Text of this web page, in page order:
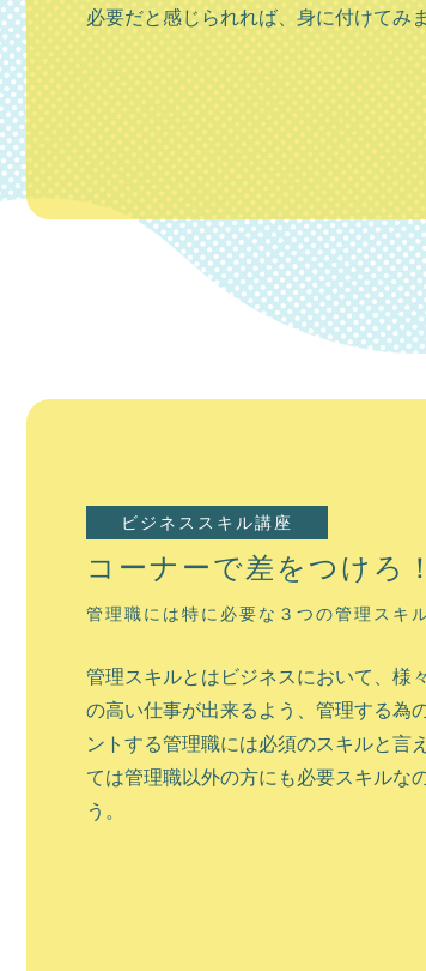
の...
北海道の魅力が詰まった道庁所在地
札幌市は北海道の道庁所在地であり、
ける中心都市と言えます。 街中は多く
所も多く、 自然と都市としての利便
必要だと感じられれば、身に付けてみ
ビジネススキル講座
コーナーで差をつけろ
管理職には特に必要な３つの管理スキ
管理スキルとはビジネスにおいて、様
の高い仕事が出来るよう、管理する為
ントする管理職には必須のスキルと言
ては管理職以外の方にも必要スキルな
う。